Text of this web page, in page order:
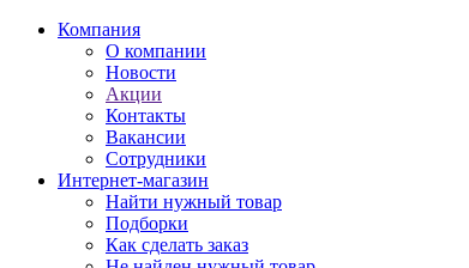
Компания
О компании
Новости
Акции
Контакты
Вакансии
Сотрудники
Интернет-магазин
Найти нужный товар
Подборки
Как сделать заказ